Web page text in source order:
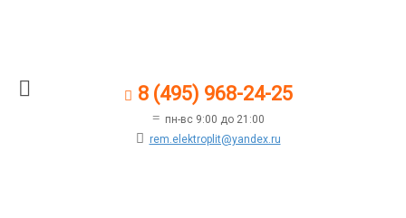
8 (495) 968-24-25
пн-вс 9:00 до 21:00
rem.elektroplit@yandex.ru